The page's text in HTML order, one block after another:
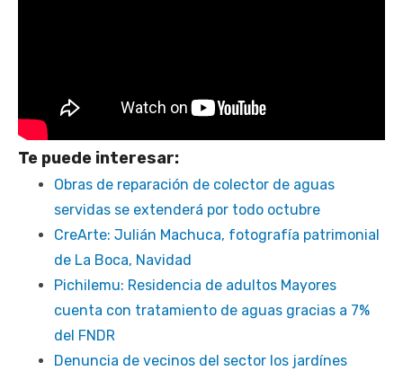
Te puede interesar:
Obras de reparación de colector de aguas
servidas se extenderá por todo octubre
CreArte: Julián Machuca, fotografía patrimonial
de La Boca, Navidad
Pichilemu: Residencia de adultos Mayores
cuenta con tratamiento de aguas gracias a 7%
del FNDR
Denuncia de vecinos del sector los jardínes